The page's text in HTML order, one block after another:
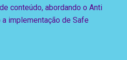
conteúdo, abordando o Anti
implementação de Safe